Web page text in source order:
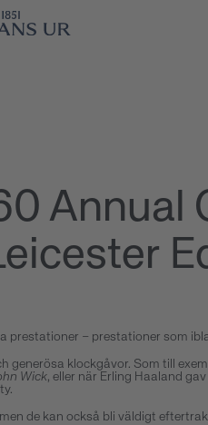
Annual
– prestationer som
klockgåvor. Som till
Wick, eller när Erling Haaland
de kan också bli väldigt